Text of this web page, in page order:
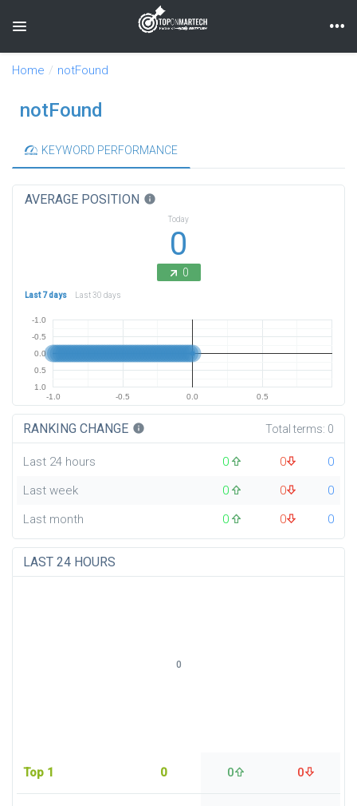
Toggle navigation
Home notFound
notFound
KEYWORD PERFORMANCE
AVERAGE POSITION info
Today
0
0
Last 7 days Last 30 days
-1.0 -0.5 0.0 0.5
-1.0
-0.5
0.0
0.5
1.0
RANKING CHANGE info Total terms: 0
Last 24 hours 0 0
0
Last week
0 0
0
Last month
0 0 0
LAST 24 HOURS
Top 1 0 0 0
0